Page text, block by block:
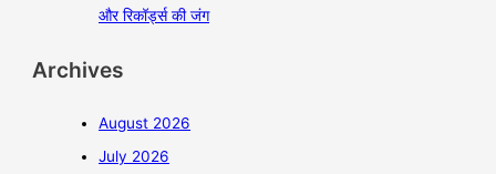
और रिकॉर्ड्स की जंग
Archives
August 2026
July 2026